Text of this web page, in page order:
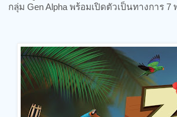
กลุ่ม Gen Alpha พร้อมเปิดตัวเป็นทางการ 7